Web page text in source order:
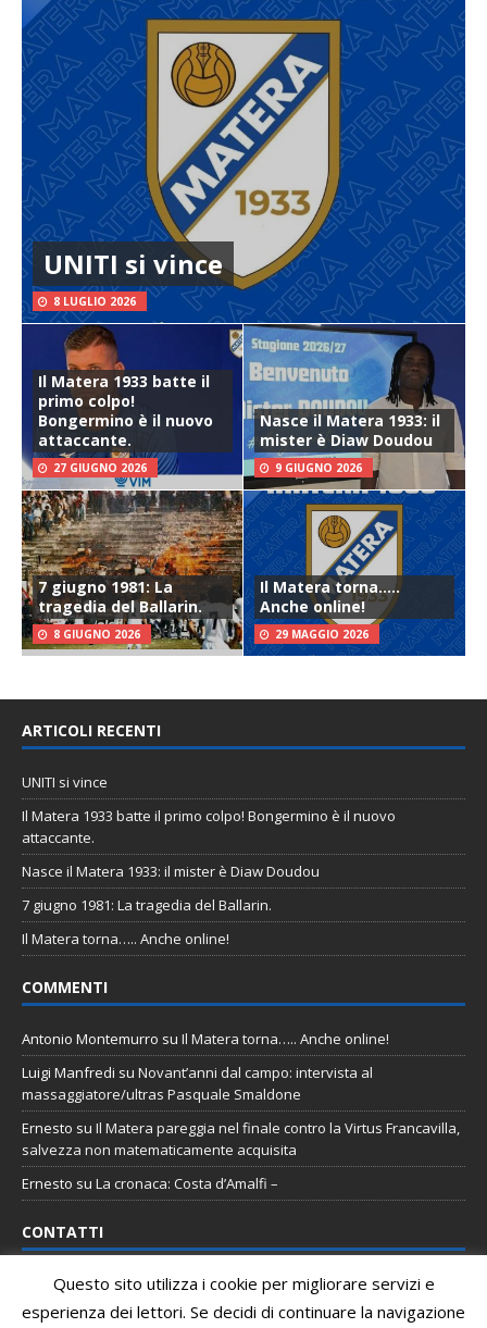
UNITI si vince
8 LUGLIO 2026
Il Matera 1933 batte il
primo colpo!
Bongermino è il nuovo
attaccante.
27 GIUGNO 2026
Nasce il Matera 1933: il
mister è Diaw Doudou
9 GIUGNO 2026
7 giugno 1981: La
tragedia del Ballarin.
8 GIUGNO 2026
Il Matera torna…..
Anche online!
29 MAGGIO 2026
ARTICOLI RECENTI
UNITI si vince
Il Matera 1933 batte il primo colpo! Bongermino è il nuovo
attaccante.
Nasce il Matera 1933: il mister è Diaw Doudou
7 giugno 1981: La tragedia del Ballarin.
Il Matera torna….. Anche online!
COMMENTI
Antonio Montemurro su Il Matera torna….. Anche online!
Luigi Manfredi su Novant’anni dal campo: intervista al
massaggiatore/ultras Pasquale Smaldone
Ernesto su Il Matera pareggia nel finale contro la Virtus Francavilla,
salvezza non matematicamente acquisita
Ernesto su La cronaca: Costa d’Amalfi –
CONTATTI
Email:staff@tifomatera.it
Questo sito utilizza i cookie per migliorare servizi e
esperienza dei lettori. Se decidi di continuare la navigazione